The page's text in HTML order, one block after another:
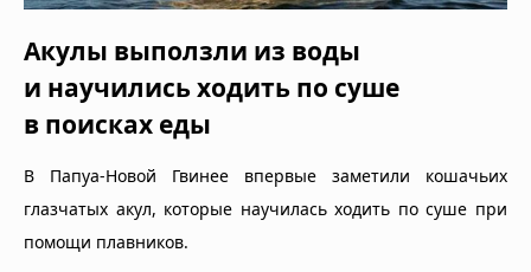
Акулы выползли из воды
и научились ходить по суше
в поисках еды
В Папуа-Новой Гвинее впервые заметили кошачьих
глазчатых акул, которые научилась ходить по суше при
помощи плавников.